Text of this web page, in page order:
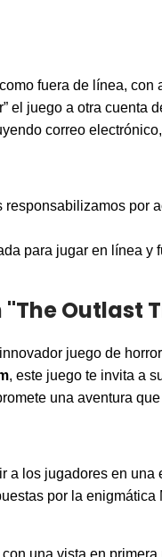
fuera de línea,
el juego a otra cuenta
correo
responsabilizamos por
para jugar en línea
Outlast
juego de
, este juego te invita a
una aventura
a los jugadores en
por la
una vista en